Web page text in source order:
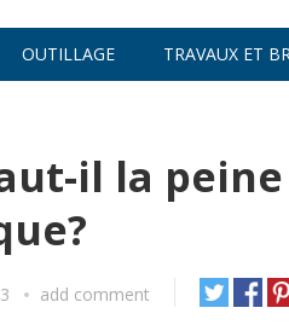
OUTILLAGE TRAVAUX ET
il la
add comment